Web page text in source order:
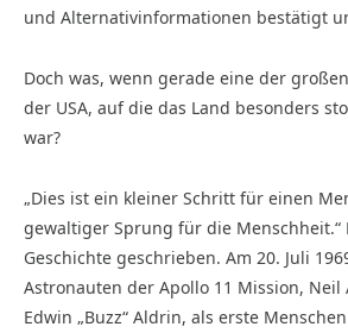
und Alternativinformationen bestätigt
Doch was, wenn gerade eine der
der USA, auf die das Land besonders
war?
„Dies ist ein kleiner Schritt für einen
gewaltiger Sprung für die Menschheit.“
Geschichte geschrieben. Am 20. Juli
Astronauten der Apollo 11 Mission,
Edwin „Buzz“ Aldrin, als erste